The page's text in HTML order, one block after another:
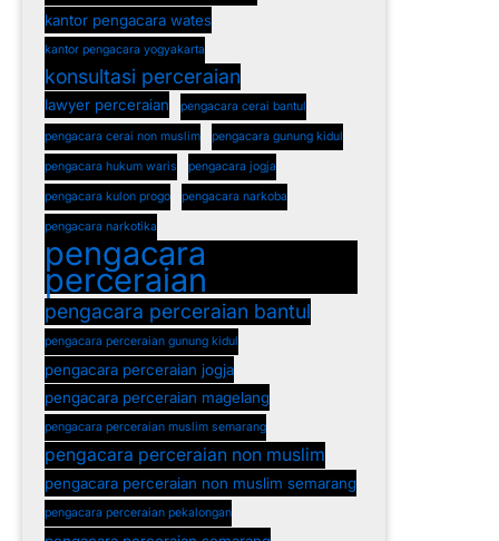
kantor pengacara wates
kantor pengacara yogyakarta
konsultasi perceraian
lawyer perceraian pengacara cerai bantul
pengacara cerai non muslim pengacara gunung kidul
pengacara hukum waris pengacara jogja
pengacara kulon progo pengacara narkoba
pengacara narkotika
pengacara
perceraian
pengacara perceraian bantul
pengacara perceraian gunung kidul
pengacara perceraian jogja
pengacara perceraian magelang
pengacara perceraian muslim semarang
pengacara perceraian non muslim
pengacara perceraian non muslim semarang
pengacara perceraian pekalongan